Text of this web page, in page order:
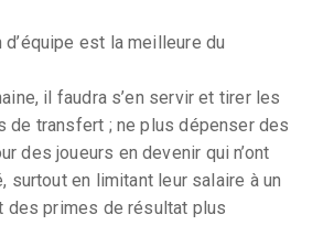
est la meilleure du
il faudra s’en servir et tirer les
de transfert ; ne plus dépenser des
des joueurs en devenir qui n’ont
surtout en limitant leur salaire à un
des primes de résultat plus